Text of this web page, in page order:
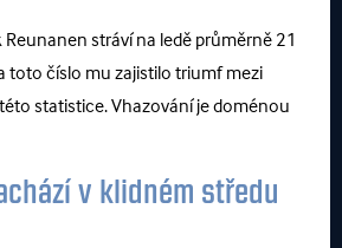
stráví na ledě průměrně 21
toto číslo mu zajistilo triumf mezi
statistice. Vhazování je doménou
v klidném středu